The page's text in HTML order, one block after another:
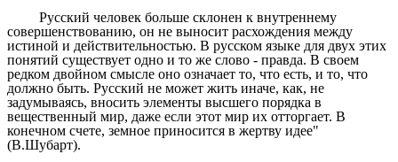
Русский человек больше склонен к внутреннему
совершенствованию, он не выносит расхождения между
истиной и действительностью. В русском языке для двух этих
понятий существует одно и то же слово - правда. В своем
редком двойном смысле оно означает то, что есть, и то, что
должно быть. Русский не может жить иначе, как, не
задумываясь, вносить элементы высшего порядка в
вещественный мир, даже если этот мир их отторгает. В
конечном счете, земное приносится в жертву идее"
(В.Шубарт).